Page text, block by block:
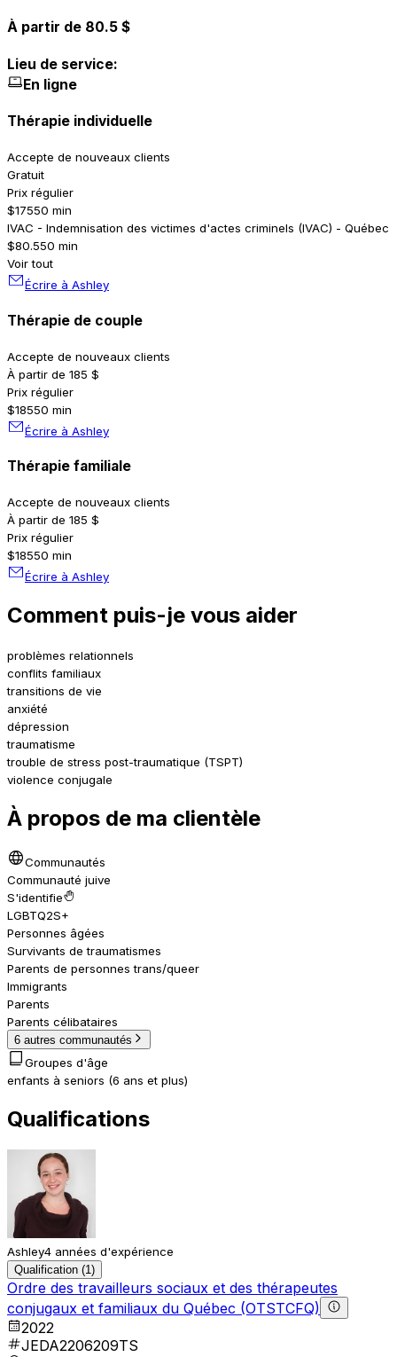
À partir de 80.5 $
Lieu de service:
En ligne
Thérapie individuelle
Accepte de nouveaux clients
Gratuit
Prix régulier
$17550 min
IVAC - Indemnisation des victimes d'actes criminels (IVAC) - Québec
$80.550 min
Voir tout
Écrire à Ashley
Thérapie de couple
Accepte de nouveaux clients
À partir de 185 $
Prix régulier
$18550 min
Écrire à Ashley
Thérapie familiale
Accepte de nouveaux clients
À partir de 185 $
Prix régulier
$18550 min
Écrire à Ashley
Comment puis-je vous aider
problèmes relationnels
conflits familiaux
transitions de vie
anxiété
dépression
traumatisme
trouble de stress post-traumatique (TSPT)
violence conjugale
À propos de ma clientèle
Communautés
Communauté juive
S'identifie
LGBTQ2S+
Personnes âgées
Survivants de traumatismes
Parents de personnes trans/queer
Immigrants
Parents
Parents célibataires
6 autres communautés
Groupes d'âge
enfants à seniors (6 ans et plus)
Qualifications
Ashley4 années d'expérience
Qualification (1)
Ordre des travailleurs sociaux et des thérapeutes
conjugaux et familiaux du Québec (OTSTCFQ)
2022
JEDA2206209TS